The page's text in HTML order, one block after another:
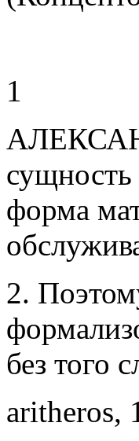
1
форма
2.
без того
aritheros,